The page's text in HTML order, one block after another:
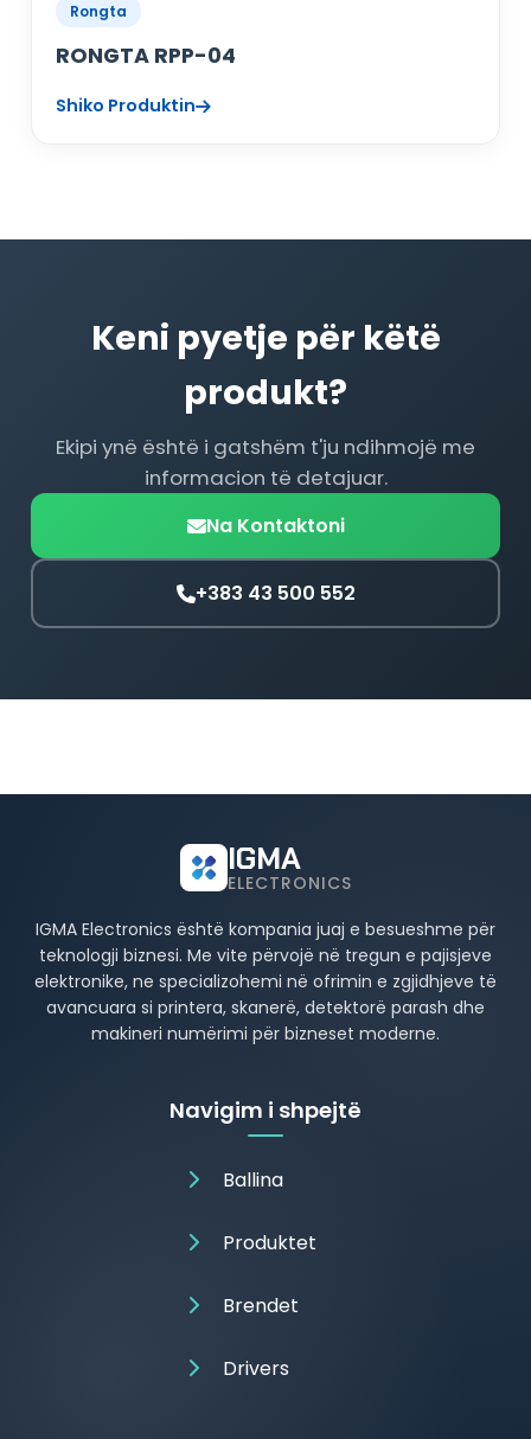
Rongta
RONGTA RPP-04
Shiko Produktin
Keni pyetje për këtë
produkt?
Ekipi ynë është i gatshëm t'ju ndihmojë me
informacion të detajuar.
Na Kontaktoni
+383 43 500 552
IGMA
ELECTRONICS
IGMA Electronics është kompania juaj e besueshme për
teknologji biznesi. Me vite përvojë në tregun e pajisjeve
elektronike, ne specializohemi në ofrimin e zgjidhjeve të
avancuara si printera, skanerë, detektorë parash dhe
makineri numërimi për bizneset moderne.
Navigim i shpejtë
Ballina
Produktet
Brendet
Drivers